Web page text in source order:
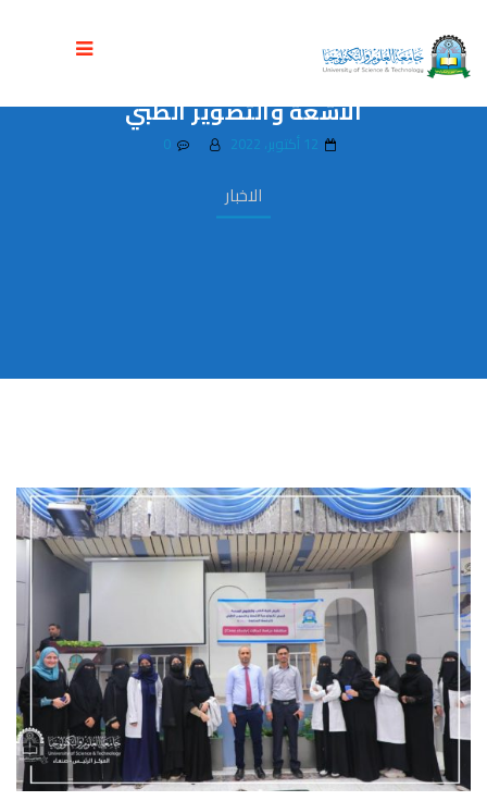
الاخبار
اختتام المناقشات العلنية لمادة دراسة
الحالة لطلبة المستوى الرابع تكنولوجيا
الأشعة والتصوير الطبي
0